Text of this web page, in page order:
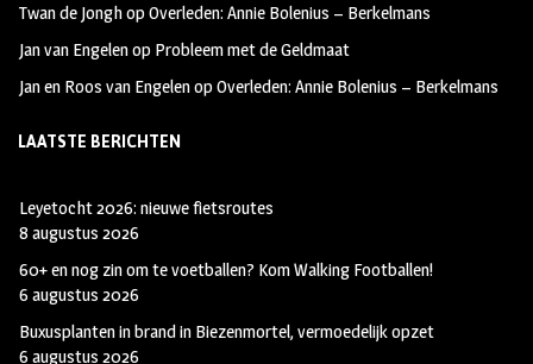
Twan de JonghopOverleden: Annie Bolenius – Berkelmans
Jan van Engelenop Probleem met de Geldmaat
Jan en Roos van EngelenopOverleden: Annie Bolenius – Berkelmans
LAATSTE BERICHTEN
Leyetocht 2026: nieuwe fietsroutes
8 augustus 2026
60+ en nog zin om te voetballen? Kom Walking Footballen!
6 augustus 2026
Buxusplanten in brand in Biezenmortel, vermoedelijk opzet
6 augustus 2026